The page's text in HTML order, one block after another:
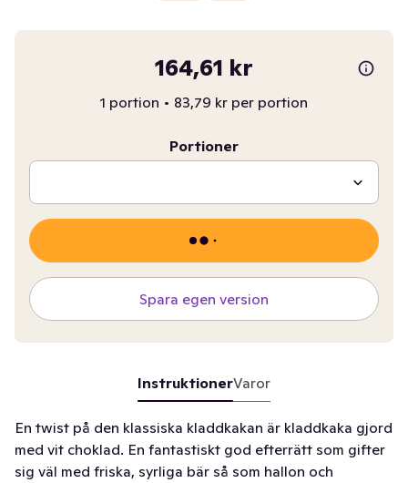
164,61 kr
1 portion • 83,79 kr per portion
Portioner
Spara egen version
InstruktionerVaror
En twist på den klassiska kladdkakan är kladdkaka gjord
med vit choklad. En fantastiskt god efterrätt som gifter
sig väl med friska, syrliga bär så som hallon och